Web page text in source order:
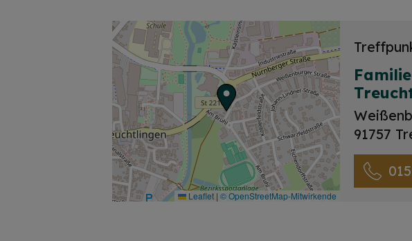
Leaflet | © OpenStreetMap-Mitwirkende
91757